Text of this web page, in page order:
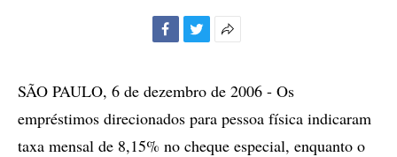
compartilhamento
SÃO PAULO, 6 de dezembro de 2006 - Os
empréstimos direcionados para pessoa física indicaram
taxa mensal de 8,15% no cheque especial, enquanto o